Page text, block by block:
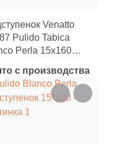
Venatto
Pulido Tabica
Perla 15x160
камень
с производства